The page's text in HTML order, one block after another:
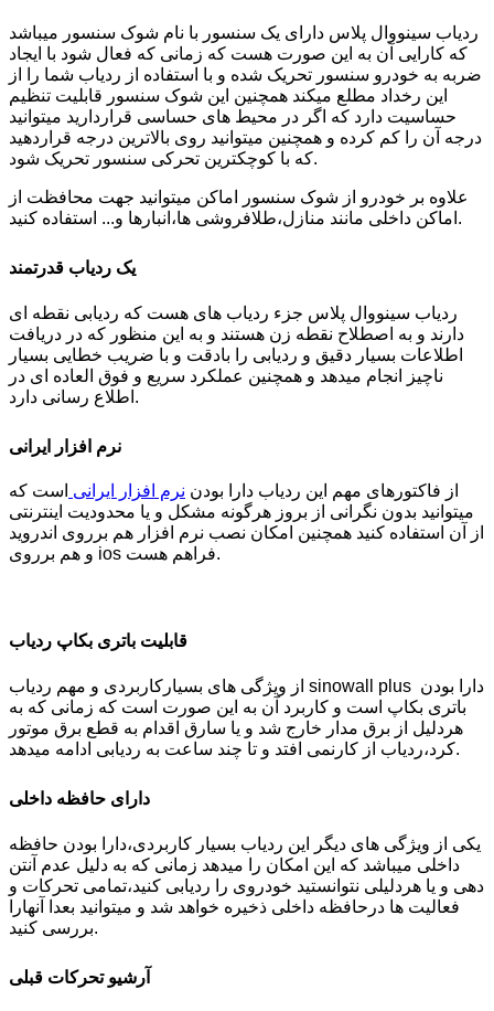
ردیاب سینووال پلاس دارای یک سنسور با نام شوک سنسور میباشد
که کارایی آن به این صورت هست که زمانی که فعال شود با ایجاد
ضربه به خودرو سنسور تحریک شده و با استفاده از ردیاب شما را از
این رخداد مطلع میکند همچنین این شوک سنسور قابلیت تنظیم
حساسیت دارد که اگر در محیط های حساسی قراردارید میتوانید
درجه آن را کم کرده و همچنین میتوانید روی بالاترین درجه قراردهید
که با کوچکترین تحرکی سنسور تحریک شود.
علاوه بر خودرو از شوک سنسور اماکن میتوانید جهت محافظت از
اماکن داخلی مانند منازل،طلافروشی ها،انبارها و... استفاده کنید.
یک ردیاب قدرتمند
ردیاب سینووال پلاس جزء ردیاب های هست که ردیابی نقطه ای
دارند و به اصطلاح نقطه زن هستند و به این منظور که در دریافت
اطلاعات بسیار دقیق و ردیابی را بادقت و با ضریب خطایی بسیار
ناچیز انجام میدهد و همچنین عملکرد سریع و فوق العاده ای در
اطلاع رسانی دارد.
از فاکتورهای مهم این ردیاب دارا بودن نرم افزار ایرانی است که
میتوانید بدون نگرانی از بروز هرگونه مشکل و یا محدودیت اینترنتی
از آن استفاده کنید همچنین امکان نصب نرم افزار هم برروی اندروید
و هم برروی ios فراهم هست.
از ویژگی های بسیارکاربردی و مهم ردیاب sinowall plus دارا بودن
باتری بکاپ است و کاربرد آن به این صورت است که زمانی که به
هردلیل از برق مدار خارج شد و یا سارق اقدام به قطع برق موتور
کرد،ردیاب از کارنمی افتد و تا چند ساعت به ردیابی ادامه میدهد.
یکی از ویژگی های دیگر این ردیاب بسیار کاربردی،دارا بودن حافظه
داخلی میباشد که این امکان را میدهد زمانی که به دلیل عدم آنتن
دهی و یا هردلیلی نتوانستید خودروی را ردیابی کنید،تمامی تحرکات و
فعالیت ها درحافظه داخلی ذخیره خواهد شد و میتوانید بعدا آنهارا
بررسی کنید.